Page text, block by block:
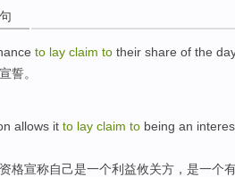
to lay claim to their share of the day
宣誓。
allows it to lay claim to being an
资格宣称自己是一个利益攸关方，是一个